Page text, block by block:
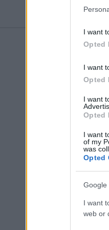
I want
Opted
I want
Opted
I want
Opted
I want
of my
was
Opted
Google
I want
web or